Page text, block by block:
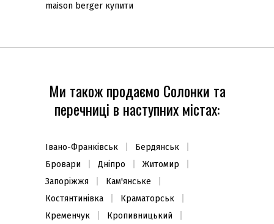
maison berger купити
Ми також продаємо Солонки та
перечниці в наступних містах:
Івано-Франківськ
Бердянськ
Бровари
Дніпро
Житомир
Запоріжжя
Кам'янське
Костянтинівка
Краматорськ
Кременчук
Кропивницький